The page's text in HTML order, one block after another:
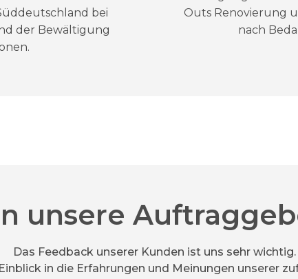
bei
der Bewältigung
Outs Renovierung
nach
unsere
Das Feedback unserer Kunden ist uns sehr wichtig.
in die Erfahrungen und Meinungen unserer